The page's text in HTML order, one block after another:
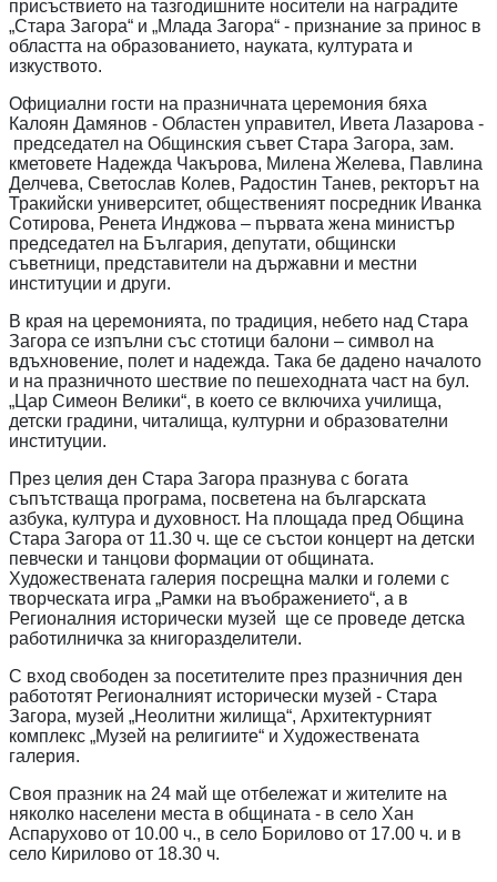
присъствието на тазгодишните носители на наградите
„Стара Загора“ и „Млада Загора“ - признание за принос в
областта на образованието, науката, културата и
изкуството.
Официални гости на празничната церемония бяха
Калоян Дамянов - Областен управител, Ивета Лазарова -
председател на Общинския съвет Стара Загора, зам.
кметовете Надежда Чакърова, Милена Желева, Павлина
Делчева, Светослав Колев, Радостин Танев, ректорът на
Тракийски университет, общественият посредник Иванка
Сотирова, Ренета Инджова – първата жена министър
председател на България, депутати, общински
съветници, представители на държавни и местни
институции и други.
В края на церемонията, по традиция, небето над Стара
Загора се изпълни със стотици балони – символ на
вдъхновение, полет и надежда. Така бе дадено началото
и на празничното шествие по пешеходната част на бул.
„Цар Симеон Велики“, в което се включиха училища,
детски градини, читалища, културни и образователни
институции.
През целия ден Стара Загора празнува с богата
съпътстваща програма, посветена на българската
азбука, култура и духовност. На площада пред Община
Стара Загора от 11.30 ч. ще се състои концерт на детски
певчески и танцови формации от общината.
Художествената галерия посрещна малки и големи с
творческата игра „Рамки на въображението“, а в
Регионалния исторически музей ще се проведе детска
работилничка за книгоразделители.
С вход свободен за посетителите през празничния ден
работотят Регионалният исторически музей - Стара
Загора, музей „Неолитни жилища“, Архитектурният
комплекс „Музей на религиите“ и Художествената
галерия.
Своя празник на 24 май ще отбележат и жителите на
няколко населени места в общината - в село Хан
Аспарухово от 10.00 ч., в село Борилово от 17.00 ч. и в
село Кирилово от 18.30 ч.